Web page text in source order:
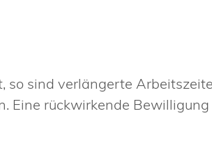
so sind verlängerte
Eine rückwirkende